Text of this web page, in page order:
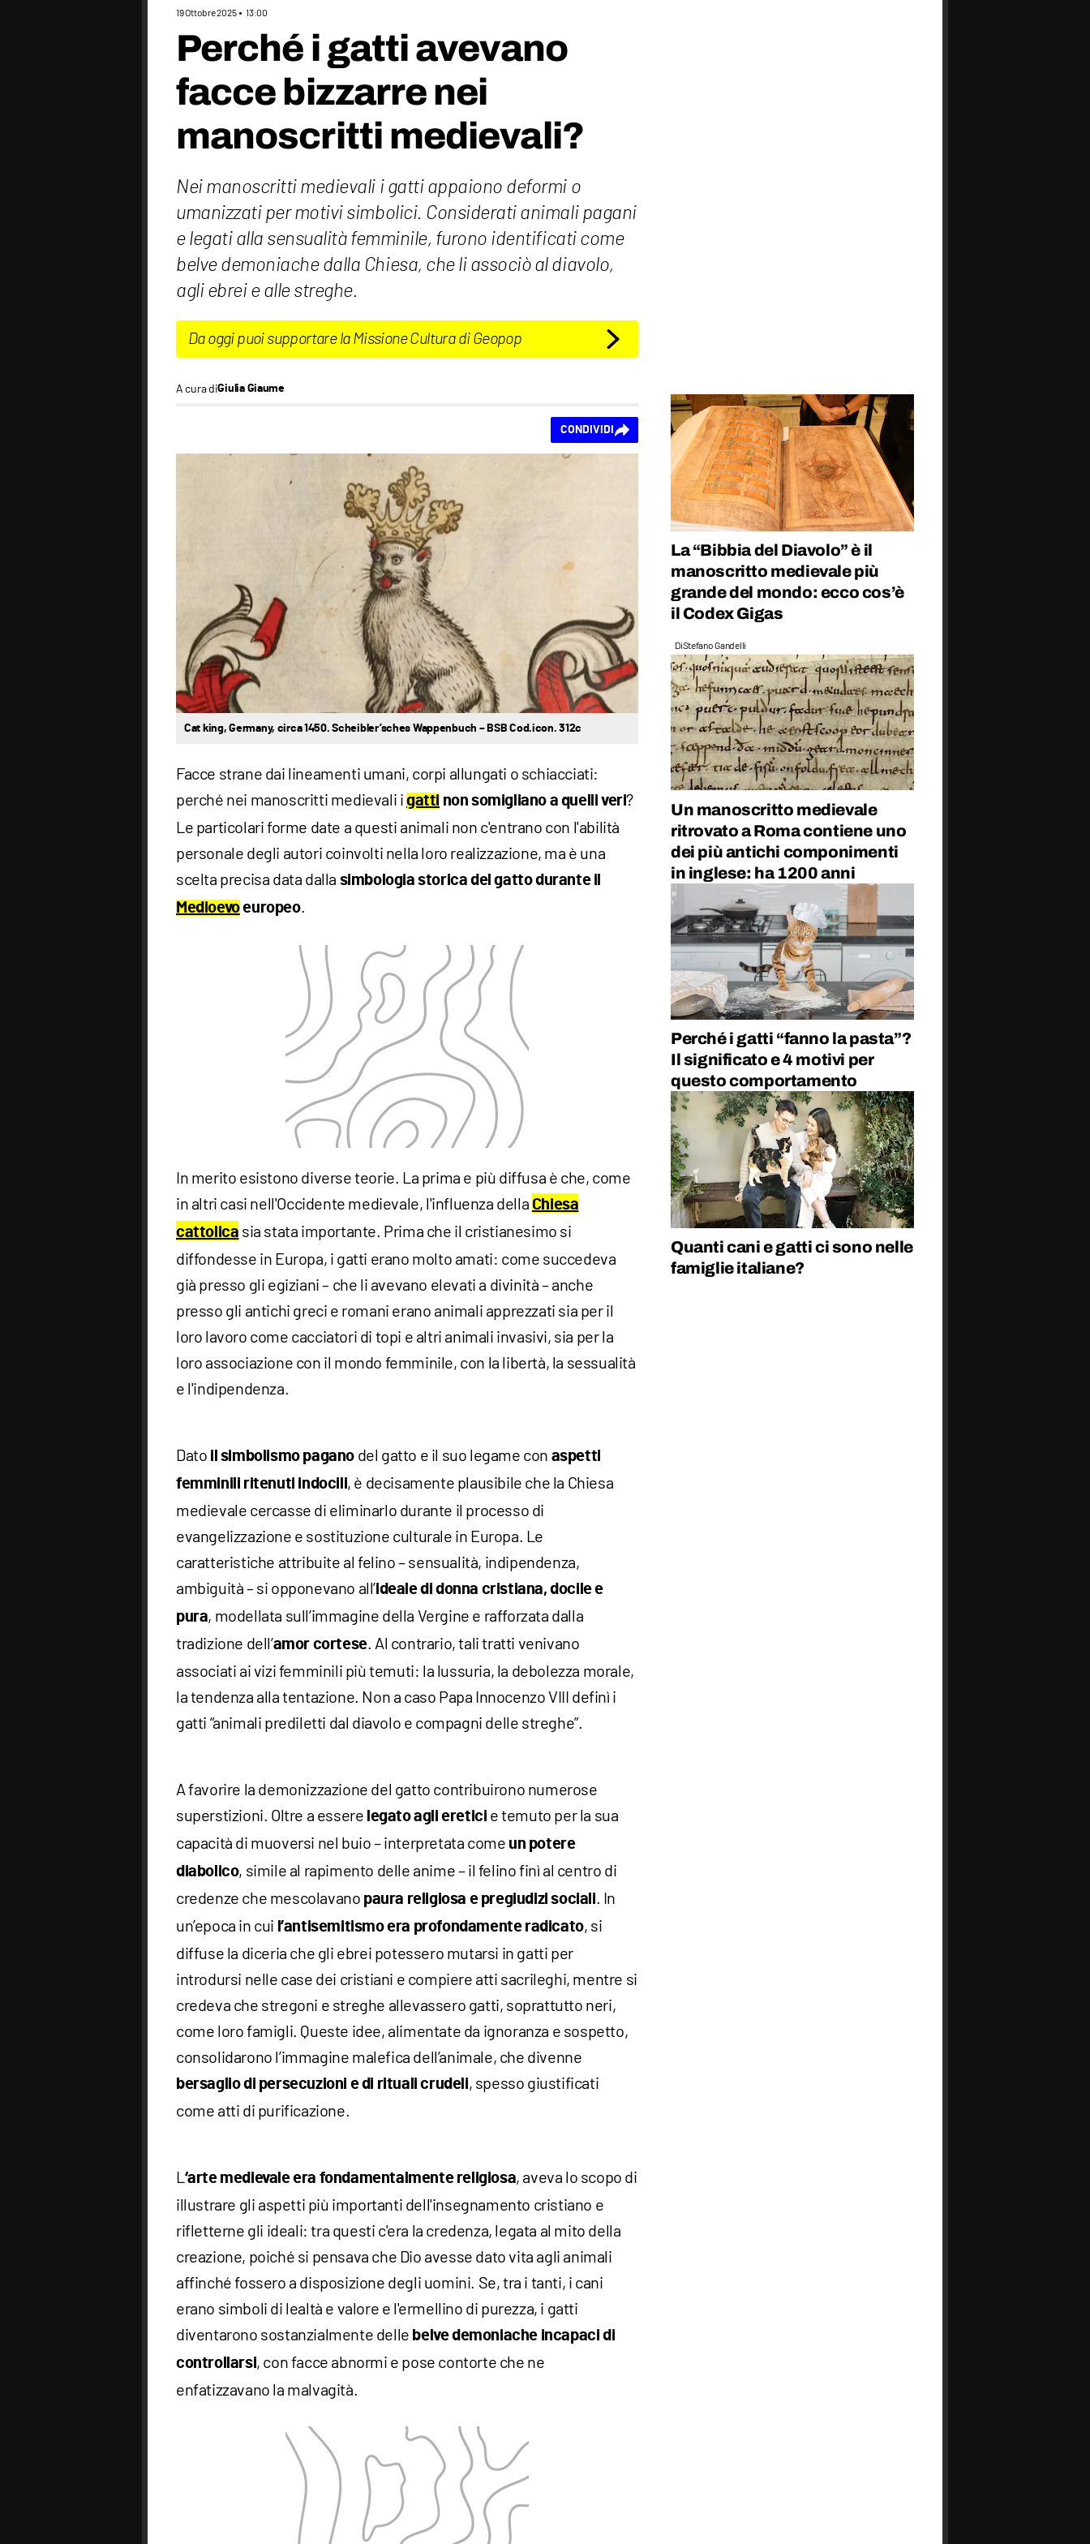
19 Ottobre 2025 13:00
Perché i gatti avevano
facce bizzarre nei
manoscritti medievali?
Nei manoscritti medievali i gatti appaiono deformi o
umanizzati per motivi simbolici. Considerati animali pagani
e legati alla sensualità femminile, furono identificati come
belve demoniache dalla Chiesa, che li associò al diavolo,
agli ebrei e alle streghe.
Da oggi puoi supportare la Missione Cultura di Geopop
A cura diGiulia Giaume
CONDIVIDI
Cat king, Germany, circa 1450. Scheibler’sches Wappenbuch – BSB Cod.icon. 312c
Facce strane dai lineamenti umani, corpi allungati o schiacciati:
perché nei manoscritti medievali igatti non somigliano a quelli veri?
Le particolari forme date a questi animali non c'entrano con l'abilità
personale degli autori coinvolti nella loro realizzazione, ma è una
scelta precisa data dalla simbologia storica del gatto durante il
Medioevoeuropeo.
In merito esistono diverse teorie. La prima e più diffusa è che, come
in altri casi nell'Occidente medievale, l'influenza della Chiesa
cattolica sia stata importante. Prima che il cristianesimo si
diffondesse in Europa, i gatti erano molto amati: come succedeva
già presso gli egiziani – che li avevano elevati a divinità – anche
presso gli antichi greci e romani erano animali apprezzati sia per il
loro lavoro come cacciatori di topi e altri animali invasivi, sia per la
loro associazione con il mondo femminile, con la libertà, la sessualità
e l'indipendenza.
Dato il simbolismo pagano del gatto e il suo legame con aspetti
femminili ritenuti indocili, è decisamente plausibile che la Chiesa
medievale cercasse di eliminarlo durante il processo di
evangelizzazione e sostituzione culturale in Europa. Le
caratteristiche attribuite al felino – sensualità, indipendenza,
ambiguità – si opponevano all’ideale di donna cristiana, docile e
pura, modellata sull’immagine della Vergine e rafforzata dalla
tradizione dell’amor cortese. Al contrario, tali tratti venivano
associati ai vizi femminili più temuti: la lussuria, la debolezza morale,
la tendenza alla tentazione. Non a caso Papa Innocenzo VIII definì i
gatti “animali prediletti dal diavolo e compagni delle streghe”.
A favorire la demonizzazione del gatto contribuirono numerose
superstizioni. Oltre a essere legato agli eretici e temuto per la sua
capacità di muoversi nel buio – interpretata come un potere
diabolico, simile al rapimento delle anime – il felino finì al centro di
credenze che mescolavano paura religiosa e pregiudizi sociali. In
un’epoca in cui l’antisemitismo era profondamente radicato, si
diffuse la diceria che gli ebrei potessero mutarsi in gatti per
introdursi nelle case dei cristiani e compiere atti sacrileghi, mentre si
credeva che stregoni e streghe allevassero gatti, soprattutto neri,
come loro famigli. Queste idee, alimentate da ignoranza e sospetto,
consolidarono l’immagine malefica dell’animale, che divenne
bersaglio di persecuzioni e di rituali crudeli, spesso giustificati
come atti di purificazione.
L‘arte medievale era fondamentalmente religiosa, aveva lo scopo di
illustrare gli aspetti più importanti dell'insegnamento cristiano e
rifletterne gli ideali: tra questi c'era la credenza, legata al mito della
creazione, poiché si pensava che Dio avesse dato vita agli animali
affinché fossero a disposizione degli uomini. Se, tra i tanti, i cani
erano simboli di lealtà e valore e l'ermellino di purezza, i gatti
diventarono sostanzialmente delle belve demoniache incapaci di
controllarsi, con facce abnormi e pose contorte che ne
enfatizzavano la malvagità.
La “Bibbia del Diavolo” è il
manoscritto medievale più
grande del mondo: ecco cos’è
il Codex Gigas
DiStefano Gandelli
Un manoscritto medievale
ritrovato a Roma contiene uno
dei più antichi componimenti
in inglese: ha 1200 anni
Perché i gatti “fanno la pasta”?
Il significato e 4 motivi per
questo comportamento
Quanti cani e gatti ci sono nelle
famiglie italiane?